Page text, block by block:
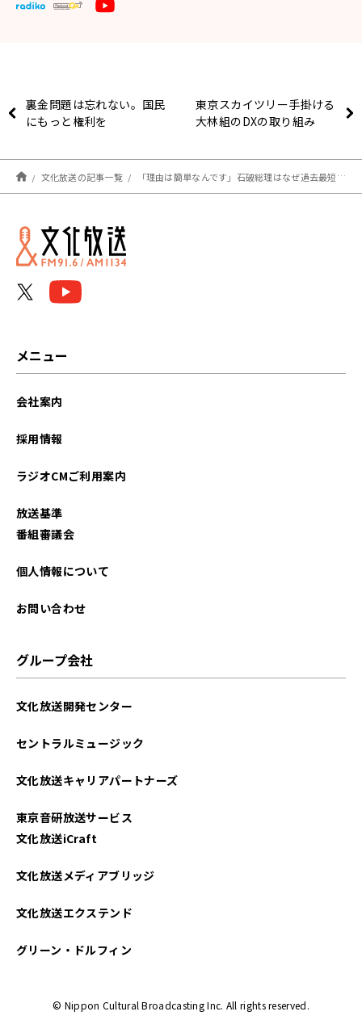
裏金問題は忘れない。国民
にもっと権利を
東京スカイツリー手掛ける
大林組のDXの取り組み
文化放送の記事一覧 「理由は簡単なんです」石破総理はなぜ過去最短で解散するのか？大竹まことが聞く
メニュー
会社案内
採用情報
ラジオCMご利用案内
放送基準
番組審議会
個人情報について
お問い合わせ
グループ会社
文化放送開発センター
セントラルミュージック
文化放送キャリアパートナーズ
東京音研放送サービス
文化放送iCraft
文化放送メディアブリッジ
文化放送エクステンド
グリーン・ドルフィン
© Nippon Cultural Broadcasting Inc. All rights reserved.